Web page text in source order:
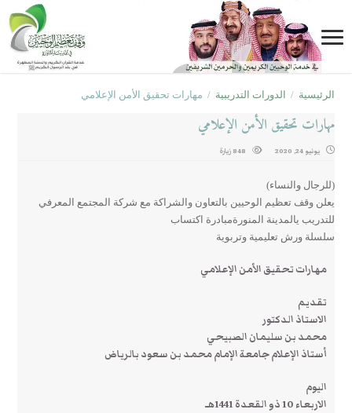
الرئيسية / الدورات التدريبية / مهارات تحقيق الأمن الإعلامي
مهارات تحقيق الأمن الإعلامي
يونيو 24, 2020 848 زيارة
(للرجال والنساء)
يعلن وقف تعظيم الوحيين بالتعاون والشراكة مع شركة المجتمع المعرفي
للتدريب يالمدينة المنورةمبادرة اكتساب
سلسلة ورش تعليمية وتربوية
مهارات تحقيق الأمن الإعلامي
تقديم
الاستاذ الدكتور
محمد بن سليمان الصبيحي
أستاذ الإعلام جامعة الإمام محمد بن سعود بالرياض
اليوم
الاربعاء 10 ذو القعدة 1441هـ